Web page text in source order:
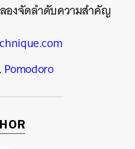
องจัดลำดับความสำคัญ
Pomodoro